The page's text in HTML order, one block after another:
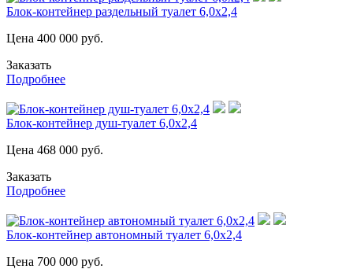
Блок-контейнер раздельный туалет 6,0х2,4
Цена 400 000 руб.
Заказать
Подробнее
Блок-контейнер душ-туалет 6,0х2,4
Цена 468 000 руб.
Заказать
Подробнее
Блок-контейнер автономный туалет 6,0х2,4
Цена 700 000 руб.